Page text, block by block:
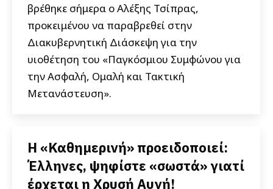
βρέθηκε σήμερα ο Αλέξης Τσίπρας,
προκειμένου να παραβρεθεί στην
Διακυβερνητική Διάσκεψη για την
υιοθέτηση του «Παγκόσμιου Συμφώνου για
την Ασφαλή, Ομαλή και Τακτική
Μετανάστευση».
Η «Καθημερινή» προειδοποιεί:
Έλληνες, ψηφίστε «σωστά» γιατί
έρχεται η Χρυσή Αυγή!